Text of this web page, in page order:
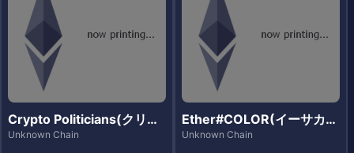
Crypto Politicians(クリプ
トポリティシャンズ)
Unknown Chain
Ether#COLOR(イーサカラ
ー)
Unknown Chain